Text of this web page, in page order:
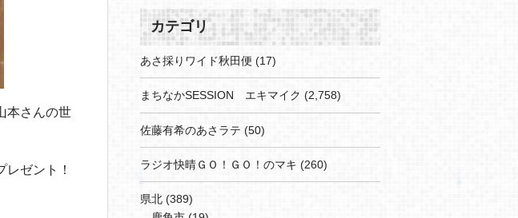
本さんの世
ゼント！
カテゴリ
あさ採りワイド秋田便 (17)
まちなかSESSION エキマイク (2,758)
佐藤有希のあさラテ (50)
ラジオ快晴ＧＯ！ＧＯ！のマキ (260)
県北 (389)